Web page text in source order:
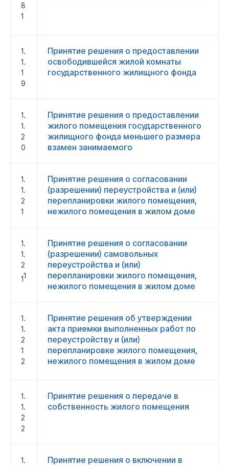
8
1
1.
1.
1
9
Принятие решения о предоставлении
освободившейся жилой комнаты
государственного жилищного фонда
1.
1.
2
0
Принятие решения о предоставлении
жилого помещения государственного
жилищного фонда меньшего размера
взамен занимаемого
1.
1.
2
1
Принятие решения о согласовании
(разрешении) переустройства и (или)
перепланировки жилого помещения,
нежилого помещения в жилом доме
1.
1.
2
11
Принятие решения о согласовании
(разрешении) самовольных
переустройства и (или)
перепланировки жилого помещения,
нежилого помещения в жилом доме
1.
1.
2
1
2
Принятие решения об утверждении
акта приемки выполненных работ по
переустройству и (или)
перепланировке жилого помещения,
нежилого помещения в жилом доме
1.
1.
2
2
Принятие решения о передаче в
собственность жилого помещения
1.
Принятие решения о включении в